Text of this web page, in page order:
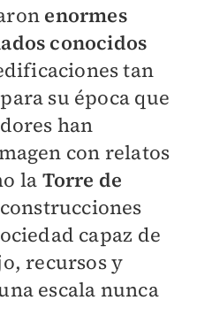
enormes
conocidos
tan
su época que
han
con relatos
la Torre de
capaz de
recursos y
escala nunca